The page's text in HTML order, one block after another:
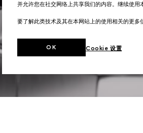
并允许您在社交网络上共享我们的内容。继续使用
要了解此类技术及其在本网站上的使用相关的更多
Cookie 设置
OK